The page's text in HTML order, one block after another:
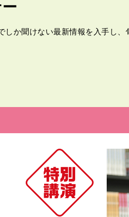
しか聞けない最新情報を入手し、